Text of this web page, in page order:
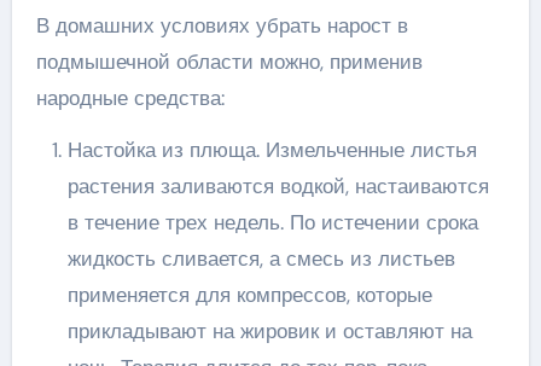
В домашних условиях убрать нарост в
подмышечной области можно, применив
народные средства:
Настойка из плюща. Измельченные листья
растения заливаются водкой, настаиваются
в течение трех недель. По истечении срока
жидкость сливается, а смесь из листьев
применяется для компрессов, которые
прикладывают на жировик и оставляют на